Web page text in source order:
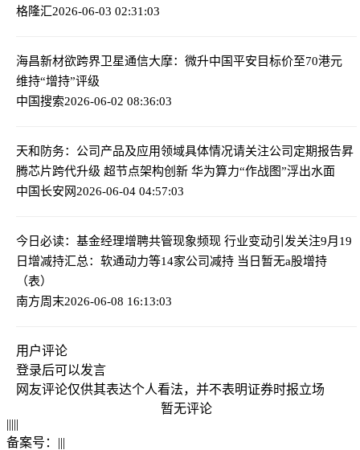
格隆汇2026-06-03 02:31:03
海昌新材欲跨界卫星通信大摩：微升中国平安目标价至70港元
维持“增持”评级
中国搜索2026-06-02 08:36:03
天和防务：公司产品及应用领域具体情况请关注公司定期报告昇
腾芯片跨代升级 超节点架构创新 华为算力“作战图”浮出水面
中国长安网2026-06-04 04:57:03
今日必读：基金经理增聘共管现象频现 行业变动引发关注9月19
日增减持汇总：软通动力等14家公司减持 当日暂无a股增持
（表）
南方周末2026-06-08 16:13:03
用户评论
登录后可以发言
网友评论仅供其表达个人看法，并不表明证券时报立场
暂无评论
|||||
备案号： |||